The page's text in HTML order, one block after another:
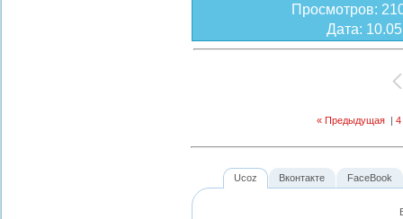
Просмотров:
Дата:
« Предыдущая| 4
Ucoz Вконтакте FaceBook